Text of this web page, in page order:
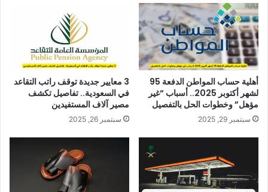
أهلية حساب المواطن الدفعة 95
لشهر أكتوبر 2025.. أسباب “غير
مؤهل” وخطوات الحل بالتفصيل
سبتمبر 29, 2025
3 معايير جديدة توقف راتب التقاعد
في السعودية.. تفاصيل تكشف
مصير آلاف المستفيدين
سبتمبر 26, 2025